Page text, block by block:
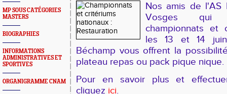
MP SOUS CATÉGORIES
MASTERS
BIOGRAPHIES
INFORMATIONS
ADMINISTRATIVES ET
SPORTIVES
ORGANIGRAMME CNAM
Nos amis de l'AS
Vosges qui
championnats et
les 13 et 14
Béchamp vous offrent la
plateau repas ou pack pique nique.
Pour en savoir plus et
cliquez ici.